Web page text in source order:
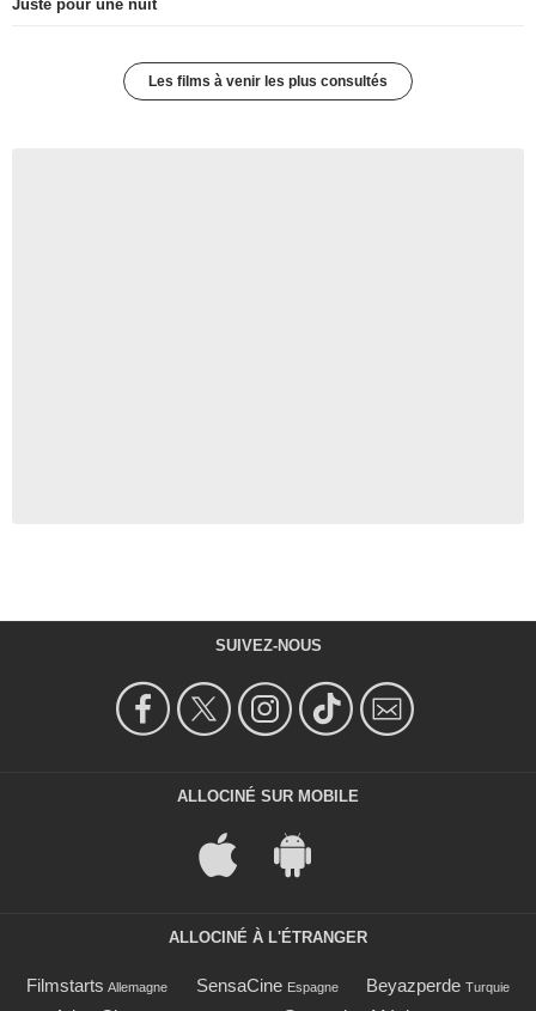
Juste pour une nuit
Les films à venir les plus consultés
SUIVEZ-NOUS
ALLOCINÉ SUR MOBILE
ALLOCINÉ À L'ÉTRANGER
Filmstarts Allemagne SensaCine Espagne Beyazperde Turquie